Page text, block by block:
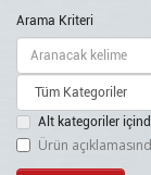
Arama Kriteri
Alt kategoriler
Ürün